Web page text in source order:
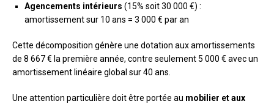
Agencements intérieurs (15% soit 30 000 €) :
amortissement sur 10 ans = 3 000 € par an
Cette décomposition génère une dotation aux amortissements
de 8 667 € la première année, contre seulement 5 000 € avec un
amortissement linéaire global sur 40 ans.
Une attention particulière doit être portée au mobilier et aux